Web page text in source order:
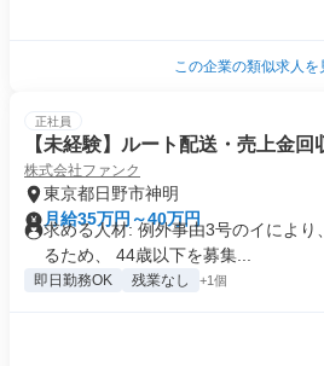
この企業の類似求人を
正社員
【未経験】ルート配送・売上金回
株式会社ファンク
東京都日野市神明
月給35万円～40万円
求める人材: 例外事由3号のイにより
るため、 44歳以下を募集...
即日勤務OK 残業なし +1個